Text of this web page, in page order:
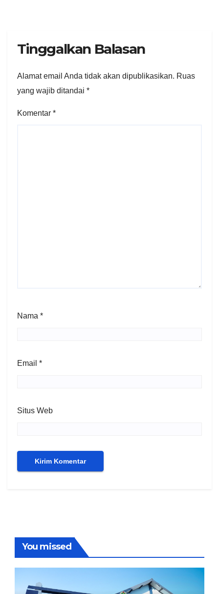
Tinggalkan Balasan
Alamat email Anda tidak akan dipublikasikan. Ruas
yang wajib ditandai *
Komentar *
Nama *
Email *
Situs Web
You missed